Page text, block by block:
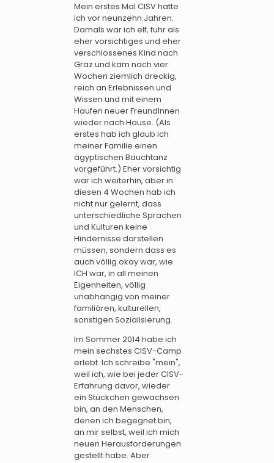
Mein erstes Mal CISV hatte
ich vor neunzehn Jahren.
Damals war ich elf, fuhr als
eher vorsichtiges und eher
verschlossenes Kind nach
Graz und kam nach vier
Wochen ziemlich dreckig,
reich an Erlebnissen und
Wissen und mit einem
Haufen neuer FreundInnen
wieder nach Hause. (Als
erstes hab ich glaub ich
meiner Familie einen
ägyptischen Bauchtanz
vorgeführt.) Eher vorsichtig
war ich weiterhin, aber in
diesen 4 Wochen hab ich
nicht nur gelernt, dass
unterschiedliche Sprachen
und Kulturen keine
Hindernisse darstellen
müssen, sondern dass es
auch völlig okay war, wie
ICH war, in all meinen
Eigenheiten, völlig
unabhängig von meiner
familiären, kulturellen,
sonstigen Sozialisierung.
Im Sommer 2014 habe ich
mein sechstes CISV-Camp
erlebt. Ich schreibe "mein",
weil ich, wie bei jeder CISV-
Erfahrung davor, wieder
ein Stückchen gewachsen
bin, an den Menschen,
denen ich begegnet bin,
an mir selbst, weil ich mich
neuen Herausforderungen
gestellt habe. Aber